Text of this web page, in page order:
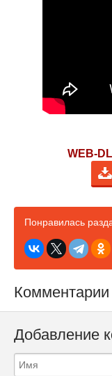
WEB-
Понравилась
Комментарии
Добавление